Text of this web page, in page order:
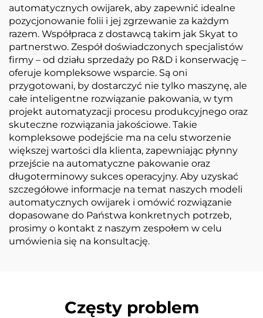
automatycznych owijarek, aby zapewnić idealne
pozycjonowanie folii i jej zgrzewanie za każdym
razem. Współpraca z dostawcą takim jak Skyat to
partnerstwo. Zespół doświadczonych specjalistów
firmy – od działu sprzedaży po R&D i konserwację –
oferuje kompleksowe wsparcie. Są oni
przygotowani, by dostarczyć nie tylko maszynę, ale
całe inteligentne rozwiązanie pakowania, w tym
projekt automatyzacji procesu produkcyjnego oraz
skuteczne rozwiązania jakościowe. Takie
kompleksowe podejście ma na celu stworzenie
większej wartości dla klienta, zapewniając płynny
przejście na automatyczne pakowanie oraz
długoterminowy sukces operacyjny. Aby uzyskać
szczegółowe informacje na temat naszych modeli
automatycznych owijarek i omówić rozwiązanie
dopasowane do Państwa konkretnych potrzeb,
prosimy o kontakt z naszym zespołem w celu
umówienia się na konsultację.
Częsty problem